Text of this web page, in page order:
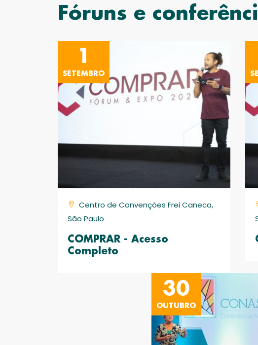
Fóruns e
1
SETEMBRO
Centro de Convenções Frei Caneca,
São Paulo
COMPRAR - Acesso
Completo
30
OUTUBRO